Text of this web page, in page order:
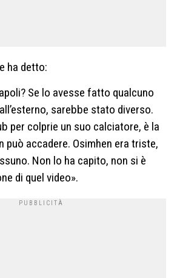
ha detto:
Se lo avesse fatto qualcuno
sarebbe stato diverso.
per colprie un suo calciatore, è la
può accadere. Osimhen era triste,
Non lo ha capito, non si è
di quel video».